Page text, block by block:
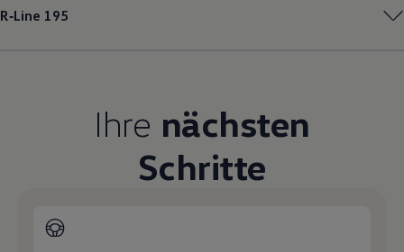
R‑Line 195
Ihre nächsten
Schritte